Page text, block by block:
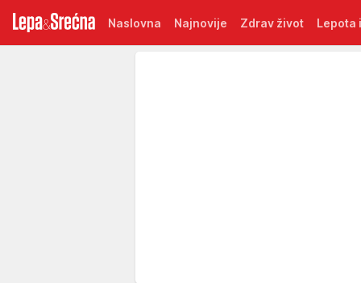
Naslovna Najnovije Zdrav život Lepota